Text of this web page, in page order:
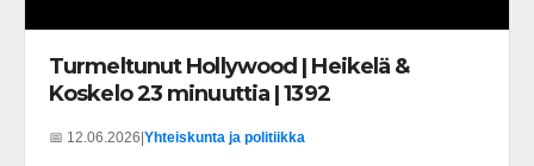
Turmeltunut Hollywood | Heikelä &
Koskelo 23 minuuttia | 1392
📅 12.06.2026|Yhteiskunta ja politiikka